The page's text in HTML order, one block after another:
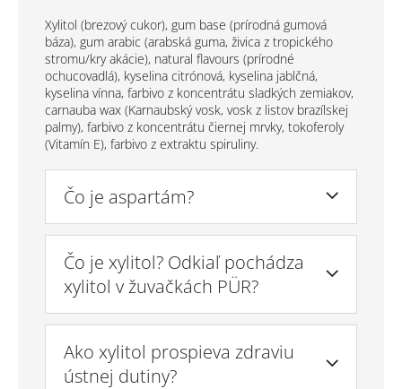
Xylitol (brezový cukor), gum base (prírodná gumová
báza), gum arabic (arabská guma, živica z tropického
stromu/kry akácie), natural flavours (prírodné
ochucovadlá), kyselina citrónová, kyselina jablčná,
kyselina vínna, farbivo z koncentrátu sladkých zemiakov,
carnauba wax (Karnaubský vosk, vosk z listov brazílskej
palmy), farbivo z koncentrátu čiernej mrvky, tokoferoly
(Vitamín E), farbivo z extraktu spiruliny.
Čo je aspartám?
Čo je xylitol? Odkiaľ pochádza
xylitol v žuvačkách PÜR?
Ako xylitol prospieva zdraviu
ústnej dutiny?